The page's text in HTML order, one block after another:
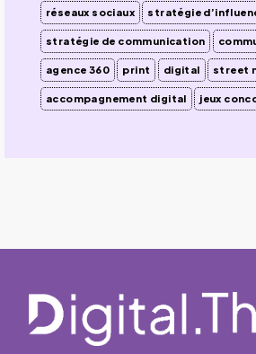
réseaux sociaux stratégie
stratégie de communication
agence 360 print digital street
accompagnement digital jeux